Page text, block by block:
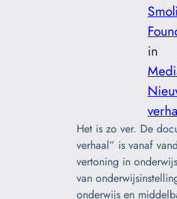
in
Het is zo ver. De
verhaal” is vanaf
vertoning in
van
onderwijs en